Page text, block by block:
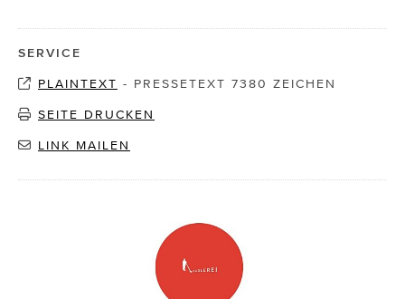
SERVICE
PLAINTEXT - PRESSETEXT 7380 ZEICHEN
SEITE DRUCKEN
LINK MAILEN